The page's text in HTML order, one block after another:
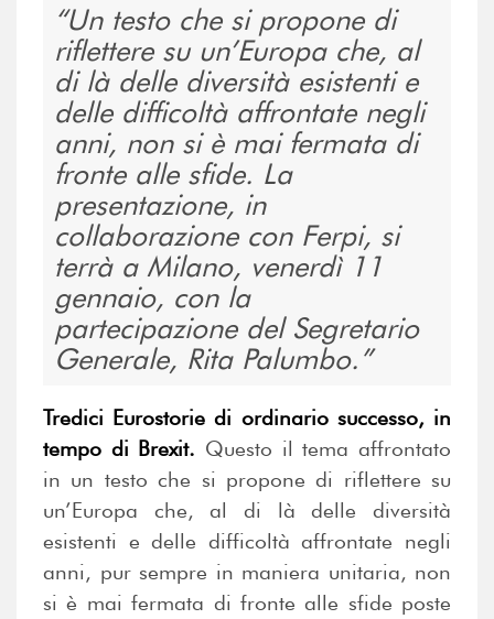
Un testo che si propone di
riflettere su un’Europa che, al
di là delle diversità esistenti e
delle difficoltà affrontate negli
anni, non si è mai fermata di
fronte alle sfide. La
presentazione, in
collaborazione con Ferpi, si
terrà a Milano, venerdì 11
gennaio, con la
partecipazione del Segretario
Generale, Rita Palumbo.
Tredici Eurostorie di ordinario successo, in
tempo di Brexit. Questo il tema affrontato
in un testo che si propone di riflettere su
un’Europa che, al di là delle diversità
esistenti e delle difficoltà affrontate negli
anni, pur sempre in maniera unitaria, non
si è mai fermata di fronte alle sfide poste